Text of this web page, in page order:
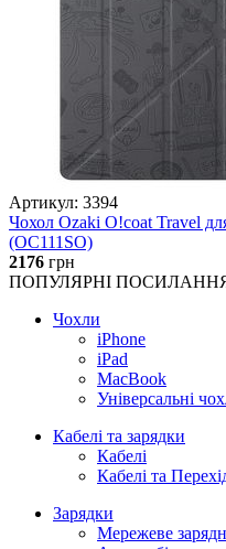
Артикул: 3394
Чохол Ozaki O!coat Travel
(OC111SO)
2176 грн
ПОПУЛЯРНІ
Чохли
iPhone
iPad
MacBook
Універсальні
Кабелі та зарядки
Кабелі
Кабелі та
Зарядки
Мережеве